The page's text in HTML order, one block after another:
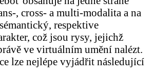
, cross- a multi-modalita a na
respektive
což jsou rysy, jejichž
ve virtuálním umění nalézt.
lze nejlépe vyjádřit následující